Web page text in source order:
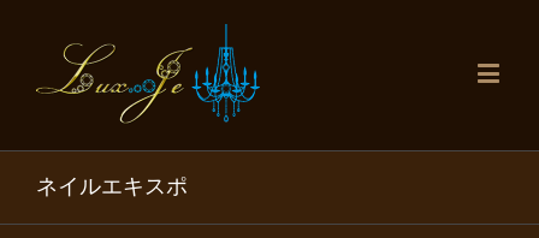
ネイルエキスポ